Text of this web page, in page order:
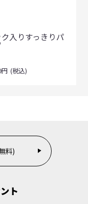
入りすっきりパ
円 (税込)
料)
ト